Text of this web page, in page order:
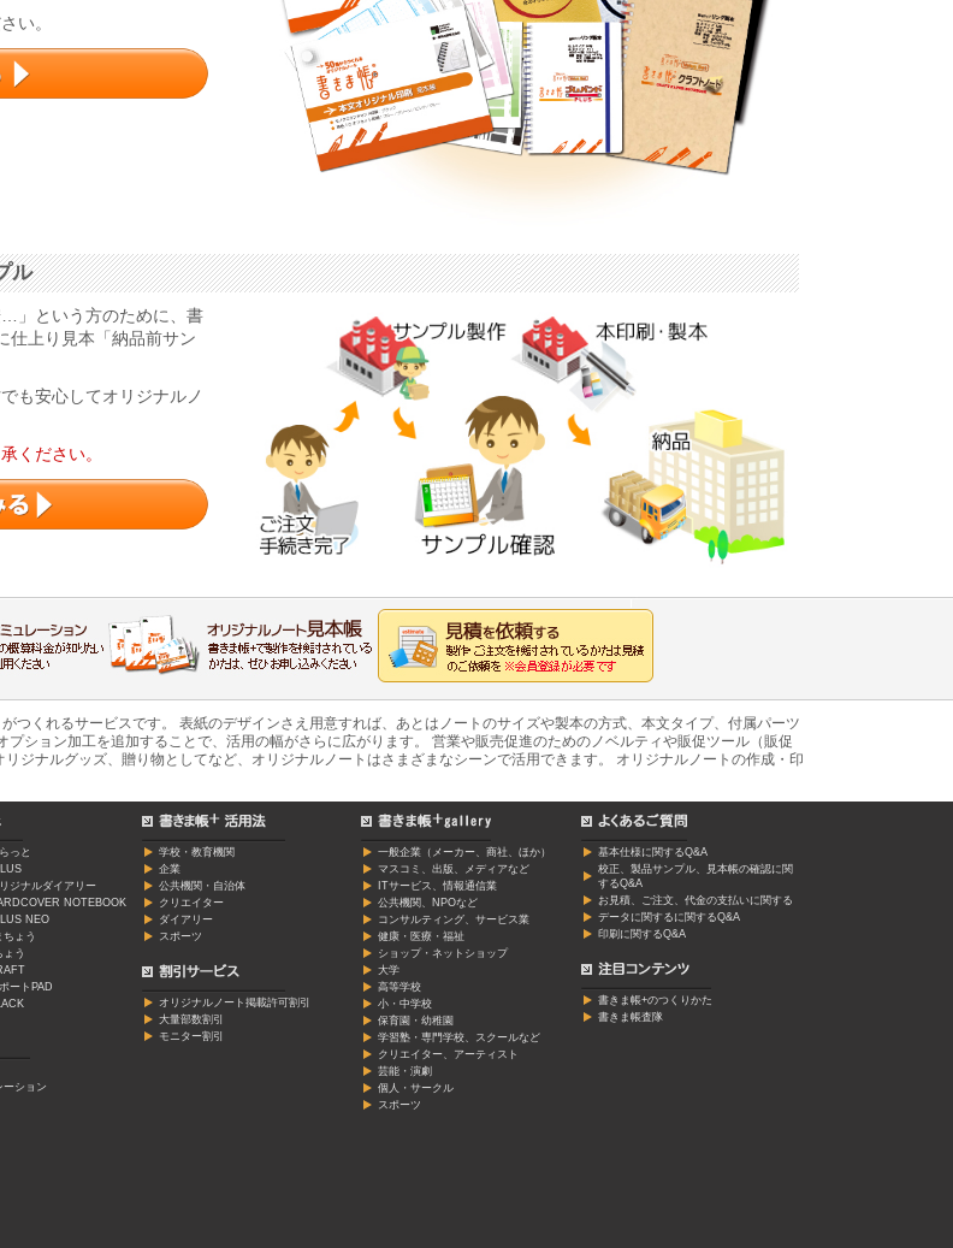
い。
ル
」という方のために、書
仕上り見本「納品前サン
も安心してオリジナルノ
ください。
つくれるサービスです。 表紙のデザインさえ用意すれば、あとはノートのサイズや製本の方式、本文タイプ、付属パーツ
ション加工を追加することで、活用の幅がさらに広がります。 営業や販売促進のためのノベルティや販促ツール（販促
ジナルグッズ、贈り物としてなど、オリジナルノートはさまざまなシーンで活用できます。 オリジナルノートの作成・印
っと
ジナルダイアリー
NOTEBOOK
NEO
ちょう
ょう
ートPAD
ーション
学校・教育機関
企業
公共機関・自治体
クリエイター
ダイアリー
スポーツ
オリジナルノート掲載許可割引
大量部数割引
モニター割引
一般企業（メーカー、商社、ほか）
マスコミ、出版、メディアなど
ITサービス、情報通信業
公共機関、NPOなど
コンサルティング、サービス業
健康・医療・福祉
ショップ・ネットショップ
大学
高等学校
小・中学校
保育園・幼稚園
学習塾・専門学校、スクールなど
クリエイター、アーティスト
芸能・演劇
個人・サークル
スポーツ
基本仕様に関するQ&A
校正、製品サンプル、見本帳の確認に関
するQ&A
お見積、ご注文、代金の支払いに関する
データに関するに関するQ&A
印刷に関するQ&A
書きま帳+のつくりかた
書きま帳査隊